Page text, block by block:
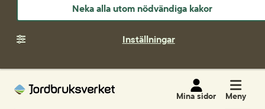
Neka alla utom nödvändiga kakor
Inställningar
Mina sidor Meny